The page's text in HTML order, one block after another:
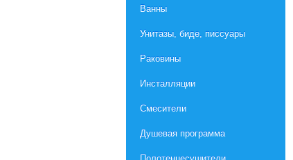
Ванны
Унитазы, биде, писсуары
Раковины
Инсталляции
Смесители
Душевая программа